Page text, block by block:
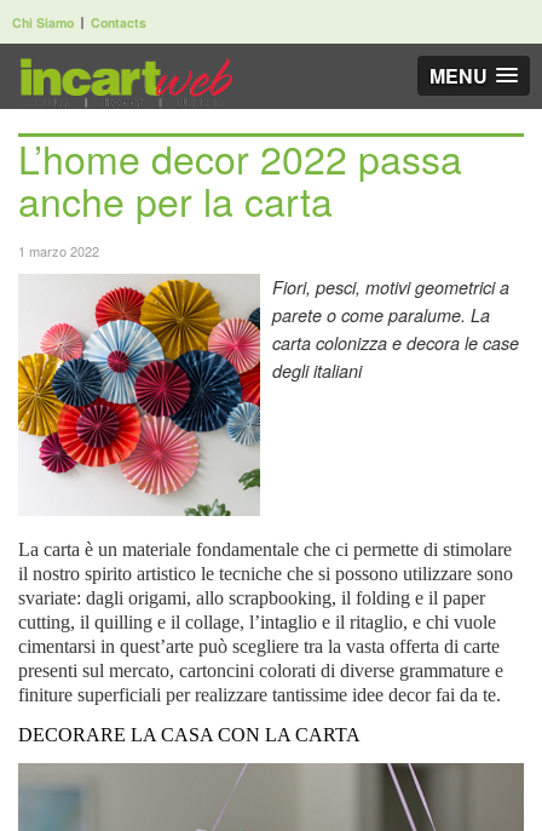
Chi Siamo Contacts
MENU
L’home decor 2022 passa
anche per la carta
1 marzo 2022
Fiori, pesci, motivi geometrici a
parete o come paralume. La
carta colonizza e decora le case
degli italiani
La carta è un materiale fondamentale che ci permette di stimolare
il nostro spirito artistico le tecniche che si possono utilizzare sono
svariate: dagli origami, allo scrapbooking, il folding e il paper
cutting, il quilling e il collage, l’intaglio e il ritaglio, e chi vuole
cimentarsi in quest’arte può scegliere tra la vasta offerta di carte
presenti sul mercato, cartoncini colorati di diverse grammature e
finiture superficiali per realizzare tantissime idee decor fai da te.
DECORARE LA CASA CON LA CARTA